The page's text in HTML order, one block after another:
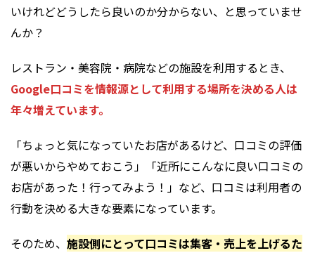
いけれどどうしたら良いのか分からない、と思っていませ
んか？
レストラン・美容院・病院などの施設を利用するとき、
Google口コミを情報源として利用する場所を決める人は
年々増えています。
「ちょっと気になっていたお店があるけど、口コミの評価
が悪いからやめておこう」「近所にこんなに良い口コミの
お店があった！行ってみよう！」など、口コミは利用者の
行動を決める大きな要素になっています。
そのため、 施設側にとって口コミは集客・売上を上げるた